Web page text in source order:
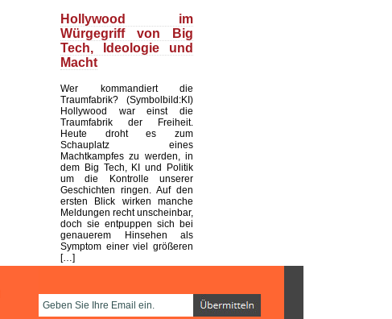
Hollywood im
Würgegriff von Big
Tech, Ideologie und
Macht
Wer kommandiert die
Traumfabrik? (Symbolbild:KI)
Hollywood war einst die
Traumfabrik der Freiheit.
Heute droht es zum
Schauplatz eines
Machtkampfes zu werden, in
dem Big Tech, KI und Politik
um die Kontrolle unserer
Geschichten ringen. Auf den
ersten Blick wirken manche
Meldungen recht unscheinbar,
doch sie entpuppen sich bei
genauerem Hinsehen als
Symptom einer viel größeren
[…]